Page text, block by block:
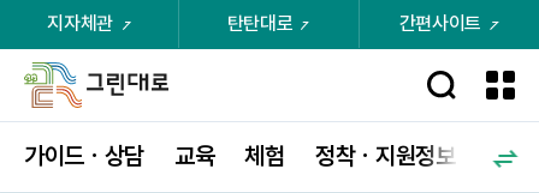
지자체관 탄탄대로 간편사이트
가이드ㆍ상담 교육 체험 정착ㆍ지원정보 커뮤